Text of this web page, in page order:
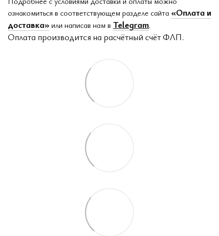
ознакомиться в соответствующем разделе сайта «Оплата и
доставка»или написав нам в Telegram.
Оплата производится на расчётный счёт ФЛП.